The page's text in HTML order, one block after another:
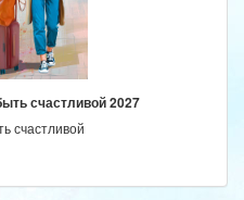
счастливой 2027
счастливой